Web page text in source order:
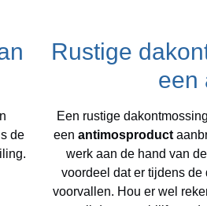
de
Rustige
een
Een rustige
een antimosproduct
werk aan de hand van de
voordeel dat er tijdens de
voorvallen. Hou er wel